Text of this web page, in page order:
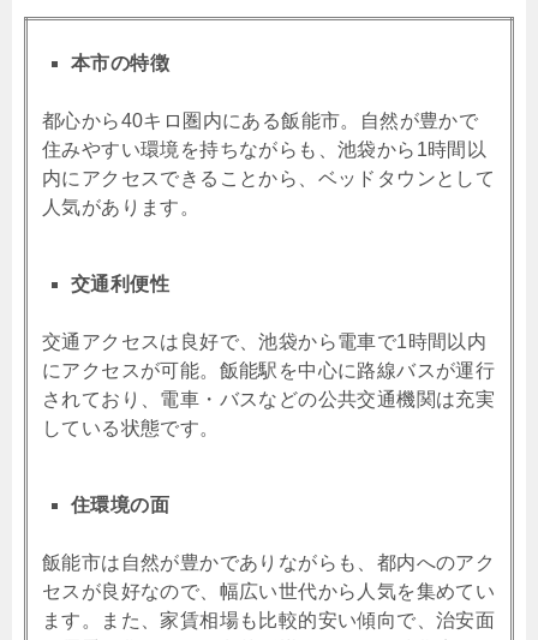
本市の特徴
都心から40キロ圏内にある飯能市。自然が豊かで
住みやすい環境を持ちながらも、池袋から1時間以
内にアクセスできることから、ベッドタウンとして
人気があります。
交通利便性
交通アクセスは良好で、池袋から電車で1時間以内
にアクセスが可能。飯能駅を中心に路線バスが運行
されており、電車・バスなどの公共交通機関は充実
している状態です。
住環境の面
飯能市は自然が豊かでありながらも、都内へのアク
セスが良好なので、幅広い世代から人気を集めてい
ます。また、家賃相場も比較的安い傾向で、治安面